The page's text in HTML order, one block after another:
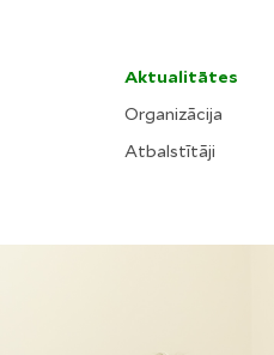
Aktualitātes
Organizācija
Atbalstītāji